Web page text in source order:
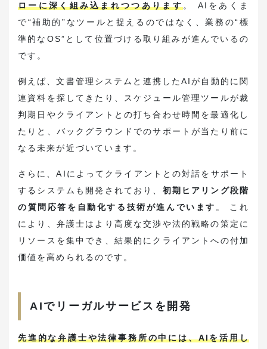
ローに深く組み込まれつつあります。 AIをあくま
で“補助的”なツールと捉えるのではなく、業務の“標
準的なOS”として位置づける取り組みが進んでいるの
です。
例えば、文書管理システムと連携したAIが自動的に関
連資料を探してきたり、スケジュール管理ツールが裁
判期日やクライアントとの打ち合わせ時間を最適化し
たりと、バックグラウンドでのサポートが当たり前に
なる未来が近づいています。
さらに、AIによってクライアントとの対話をサポート
するシステムも開発されており、 初期ヒアリング段階
の質問応答を自動化する技術が進んでいます 。 これ
により、弁護士はより高度な交渉や法的戦略の策定に
リソースを集中でき、結果的にクライアントへの付加
価値を高められるのです。
AIでリーガルサービスを開発
先進的な弁護士や法律事務所の中には、AIを活用し